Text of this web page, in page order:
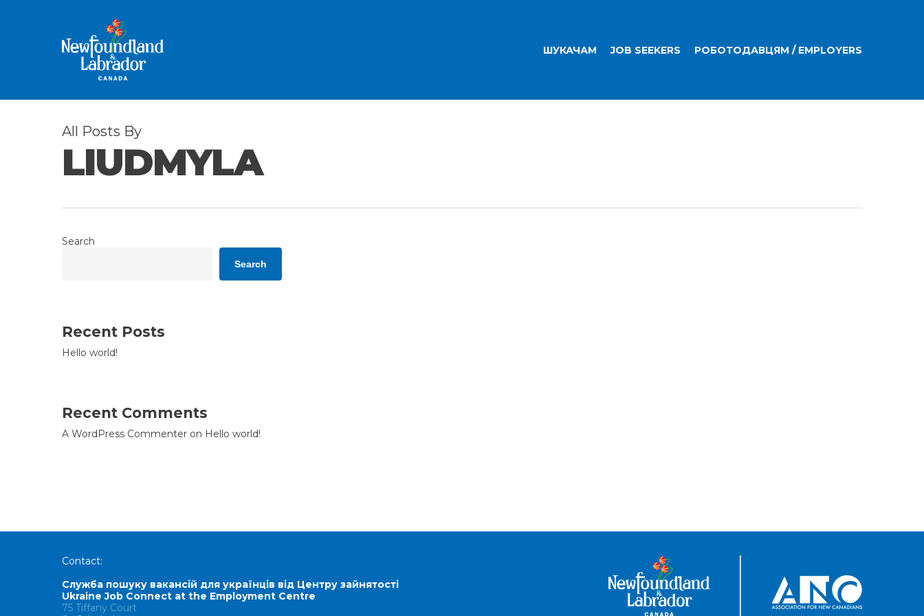
ШУКАЧАМ JOB SEEKERS РОБОТОДАВЦЯМ / EMPLOYERS
All Posts By
LIUDMYLA
Search
Search
Recent Posts
Hello world!
Recent Comments
A WordPress Commenter on Hello world!
Contact:
Служба пошуку вакансій для українців від Центру зайнятості
Ukraine Job Connect at the Employment Centre
75 Tiffany Court